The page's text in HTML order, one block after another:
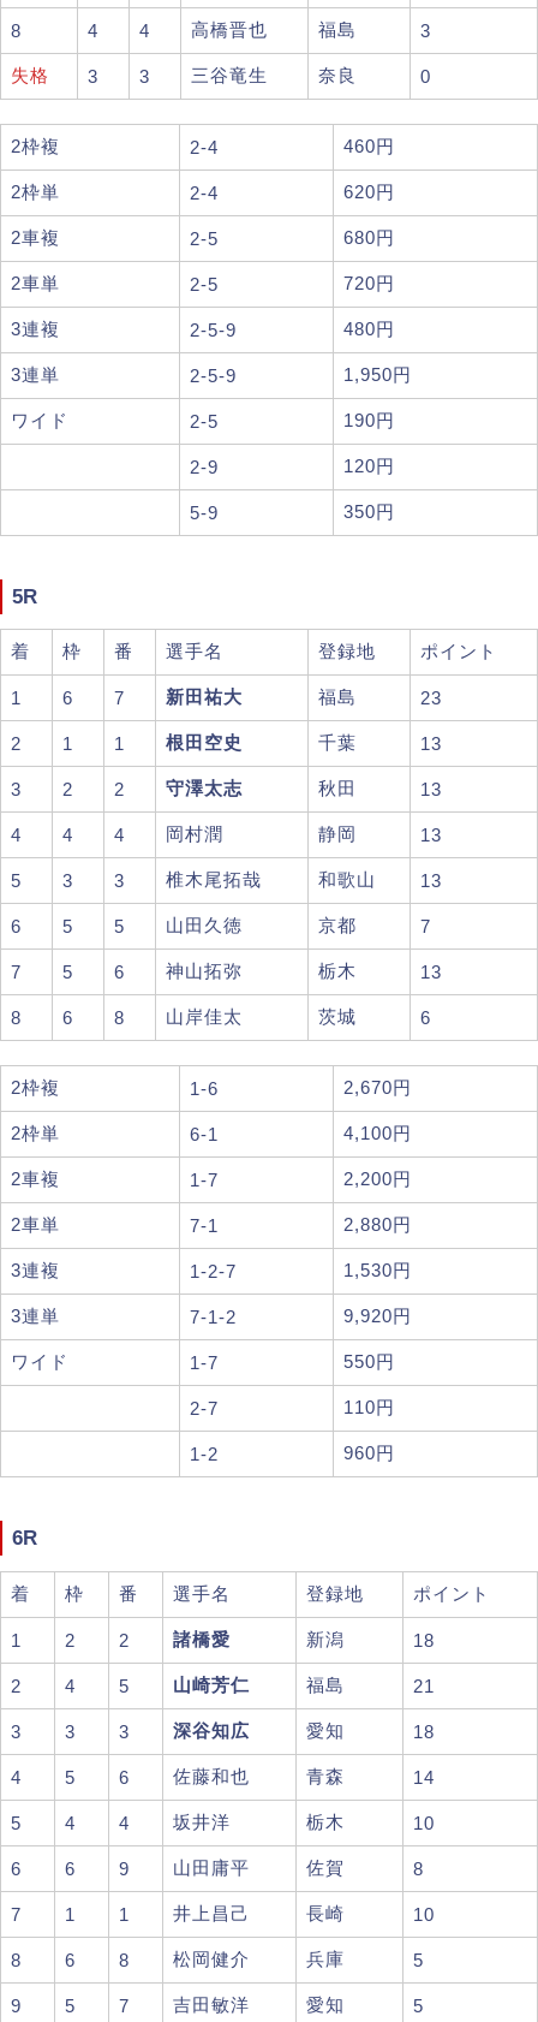
8 4 4 高橋晋也 福島 3
失格 3 3 三谷竜生 奈良 0
2枠複 2-4 460円
2枠単 2-4 620円
2車複 2-5 680円
2車単 2-5 720円
3連複 2-5-9 480円
3連単 2-5-9 1,950円
ワイド 2-5 190円
2-9 120円
5-9 350円
5R
着 枠 番 選手名 登録地 ポイント
1 6 7 新田祐大 福島 23
2 1 1 根田空史 千葉 13
3 2 2 守澤太志 秋田 13
4 4 4 岡村潤 静岡 13
5 3 3 椎木尾拓哉 和歌山 13
6 5 5 山田久徳 京都 7
7 5 6 神山拓弥 栃木 13
8 6 8 山岸佳太 茨城 6
2枠複 1-6 2,670円
2枠単 6-1 4,100円
2車複 1-7 2,200円
2車単 7-1 2,880円
3連複 1-2-7 1,530円
3連単 7-1-2 9,920円
ワイド 1-7 550円
2-7 110円
1-2 960円
6R
着 枠 番 選手名 登録地 ポイント
1 2 2 諸橋愛 新潟 18
2 4 5 山崎芳仁 福島 21
3 3 3 深谷知広 愛知 18
4 5 6 佐藤和也 青森 14
5 4 4 坂井洋 栃木 10
6 6 9 山田庸平 佐賀 8
7 1 1 井上昌己 長崎 10
8 6 8 松岡健介 兵庫 5
9 5 7 吉田敏洋 愛知 5